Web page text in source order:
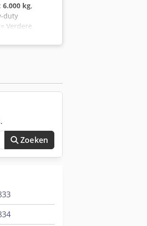
6.000 kg,
duty
Verdere
Vooras:
kg
goed
Zoeken